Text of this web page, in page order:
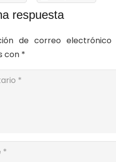
respuesta
de correo electrónico
con *